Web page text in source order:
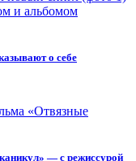
и альбомом
о себе
— с режиссурой